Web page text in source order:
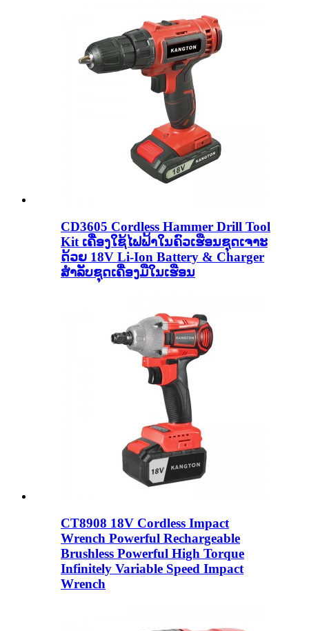
CD3605 Cordless Hammer Drill Tool
Kit ເຄື່ອງໃຊ້ໄຟຟ້າໃນຄົວເຮືອນຊຸດເຈາະ
ດ້ວຍ 18V Li-Ion Battery & Charger
ສໍາລັບຊຸດເຄື່ອງມືໃນເຮືອນ
CT8908 18V Cordless Impact
Wrench Powerful Rechargeable
Brushless Powerful High Torque
Infinitely Variable Speed ​​Impact
Wrench